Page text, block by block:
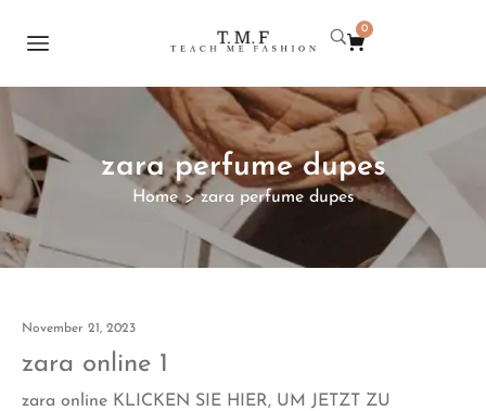
0
zara perfume dupes
Home > zara perfume dupes
November 21, 2023
zara online 1
zara online KLICKEN SIE HIER, UM JETZT ZU